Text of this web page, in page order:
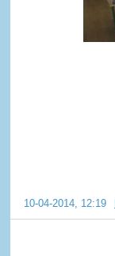
10-04-2014, 12:19